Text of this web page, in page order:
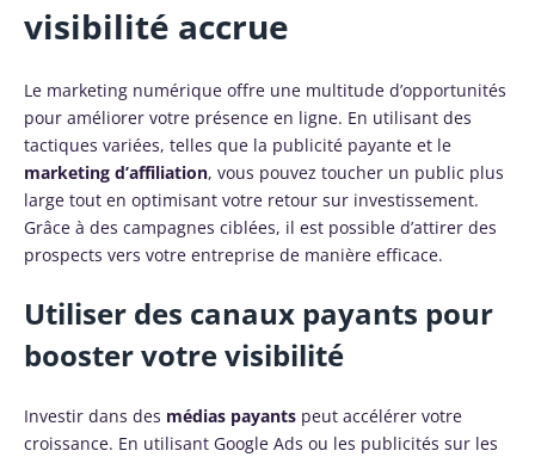
visibilité accrue
Le marketing numérique offre une multitude d’opportunités
pour améliorer votre présence en ligne. En utilisant des
tactiques variées, telles que la publicité payante et le
marketing d’affiliation, vous pouvez toucher un public plus
large tout en optimisant votre retour sur investissement.
Grâce à des campagnes ciblées, il est possible d’attirer des
prospects vers votre entreprise de manière efficace.
Utiliser des canaux payants pour
booster votre visibilité
Investir dans des médias payants peut accélérer votre
croissance. En utilisant Google Ads ou les publicités sur les